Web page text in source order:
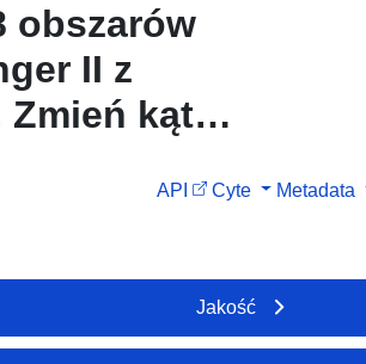
obszarów
II z
kąt
API Cyte Metadata
Jakość